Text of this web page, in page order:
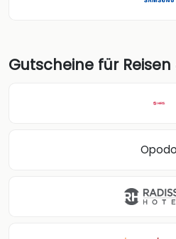
Gutscheine für
Opodo